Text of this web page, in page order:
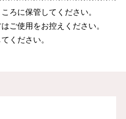
ろに保管してください。
ご使用をお控えください。
ください。